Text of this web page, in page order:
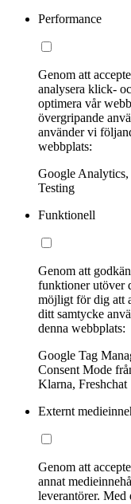
Performance
Genom att
analysera klick-
optimera vår
övergripande
använder vi
webbplats:
Google
Testing
Funktionell
Genom att
funktioner utöver
möjligt för dig att
ditt samtycke
denna webbplats:
Google Tag
Consent Mode
Klarna, Freshchat
Externt
Genom att
annat
leverantörer. Med